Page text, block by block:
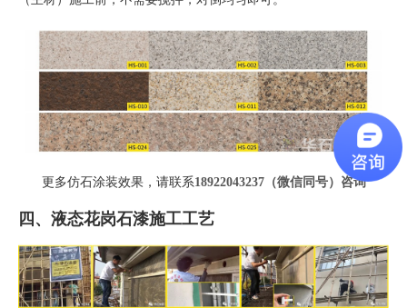
更多仿石涂装效果，请联系18922043237（微信同号） 咨询
四、液态花岗石漆施工工艺